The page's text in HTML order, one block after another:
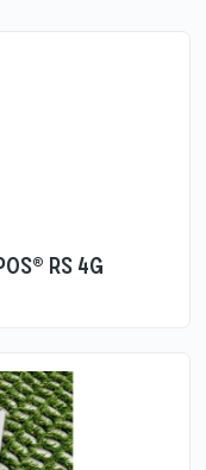
RS 4G